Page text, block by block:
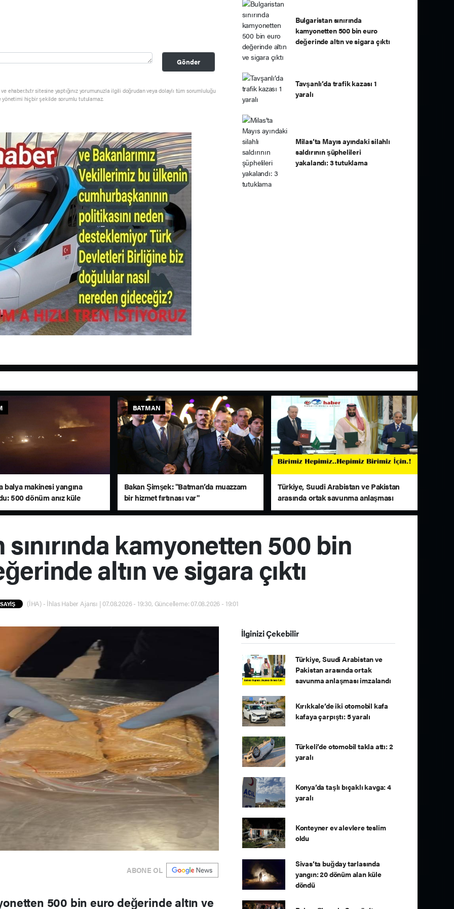
Gönder
ehaber.tv.tr sitesine yaptığınız yorumunuzla ilgili doğrudan veya dolaylı tüm sorumluluğu
yönetimi hiçbir şekilde sorumlu tutulamaz.
Bulgaristan sınırında
kamyonetten 500 bin euro
değerinde altın ve sigara çıktı
Tavşanlı’da trafik kazası 1
yaralı
Milas’ta Mayıs ayındaki silahlı
saldırının şüphelileri
yakalandı: 3 tutuklama
balya makinesi yangına
500 dönüm anız küle
BATMAN
Bakan Şimşek: "Batman’da muazzam
bir hizmet fırtınası var"
Türkiye, Suudi Arabistan ve Pakistan
arasında ortak savunma anlaşması
imzalandı
kamyonetten 500 bin
altın ve sigara çıktı
(İHA) - İhlas Haber Ajansı | 07.08.2026 - 19:30, Güncelleme: 07.08.2026 - 19:01
ABONE OL
500 bin euro değerinde altın ve
İlginizi Çekebilir
Türkiye, Suudi Arabistan ve
Pakistan arasında ortak
savunma anlaşması imzalandı
Kırıkkale’de iki otomobil kafa
kafaya çarpıştı: 5 yaralı
Türkeli’de otomobil takla attı: 2
yaralı
Konya’da taşlı bıçaklı kavga: 4
yaralı
Konteyner ev alevlere teslim
oldu
Sivas’ta buğday tarlasında
yangın: 20 dönüm alan küle
döndü